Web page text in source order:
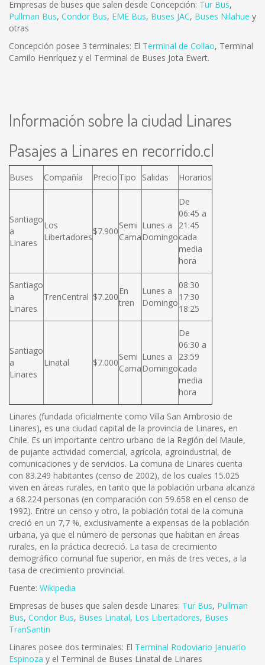
Empresas de buses que salen desde Concepción: Tur Bus,
Pullman Bus, Condor Bus, EME Bus, Buses JAC, Buses Nilahue y
otras
Concepción posee 3 terminales: El Terminal de Collao, Terminal
Camilo Henríquez y el Terminal de Buses Jota Ewert.
Información sobre la ciudad Linares
Pasajes a Linares en recorrido.cl
Buses Compañía Precio Tipo Salidas Horarios
Santiago
a
Linares
Los
Libertadores
$7.900
Semi
Cama
Lunes a
Domingo
De
06:45 a
21:45
cada
media
hora
Santiago
a
Linares
TrenCentral $7.200
En
tren
Lunes a
Domingo
08:30
17:30
18:25
Santiago
a
Linares
Linatal $7.000
Semi
Cama
Lunes a
Domingo
De
06:30 a
23:59
cada
media
hora
Linares (fundada oficialmente como Villa San Ambrosio de
Linares), es una ciudad capital de la provincia de Linares, en
Chile. Es un importante centro urbano de la Región del Maule,
de pujante actividad comercial, agrícola, agroindustrial, de
comunicaciones y de servicios. La comuna de Linares cuenta
con 83.249 habitantes (censo de 2002), de los cuales 15.025
viven en áreas rurales, en tanto que la población urbana alcanza
a 68.224 personas (en comparación con 59.658 en el censo de
1992). Entre un censo y otro, la población total de la comuna
creció en un 7,7 %, exclusivamente a expensas de la población
urbana, ya que el número de personas que habitan en áreas
rurales, en la práctica decreció. La tasa de crecimiento
demográfico comunal fue superior, en más de tres veces, a la
tasa de crecimiento provincial.
Fuente: Wikipedia
Empresas de buses que salen desde Linares: Tur Bus, Pullman
Bus, Condor Bus, Buses Linatal, Los Libertadores, Buses
TranSantin
Linares posee dos terminales: El Terminal Rodoviario Januario
Espinoza y el Terminal de Buses Linatal de Linares